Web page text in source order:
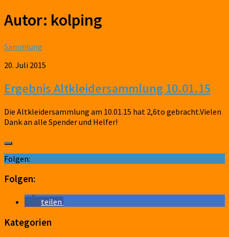
Autor: kolping
Sammlung
20. Juli 2015
Ergebnis Altkleidersammlung 10.01.15
Die Altkleidersammlung am 10.01.15 hat 2,6to gebracht.Vielen
Dank an alle Spender und Helfer!
Folgen:
Folgen:
teilen
Kategorien